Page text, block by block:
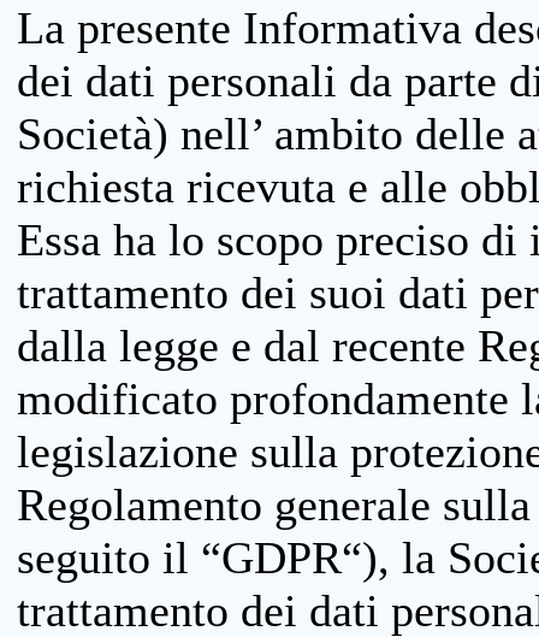
La presente Informativa
dei dati personali da parte
Società) nell’ ambito delle
richiesta ricevuta e alle
Essa ha lo scopo preciso
trattamento dei suoi dati
dalla legge e dal recente
modificato profondamente
legislazione sulla
Regolamento generale
seguito il “GDPR“), la
trattamento dei dati